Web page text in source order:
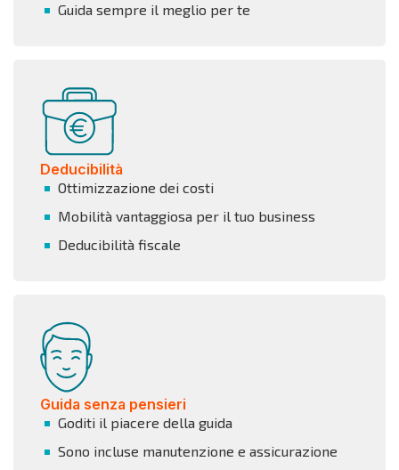
Guida sempre il meglio per te
Deducibilità
Ottimizzazione dei costi
Mobilità vantaggiosa per il tuo business
Deducibilità fiscale
Guida senza pensieri
Goditi il piacere della guida
Sono incluse manutenzione e assicurazione